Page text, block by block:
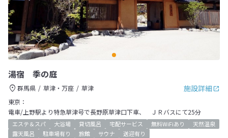
湯宿 季の庭
施設詳細
群馬県 草津・万座
草津
東京：
電車/上野駅より特急草津号で長野原草津口下車、 ＪＲバスにて25分
エステ＆スパ 大浴場 貸切風呂 宅配サービス 無料WiFiあり
天然温泉
露天風呂
駐車場有り 旅館 サウナ 送迎有り